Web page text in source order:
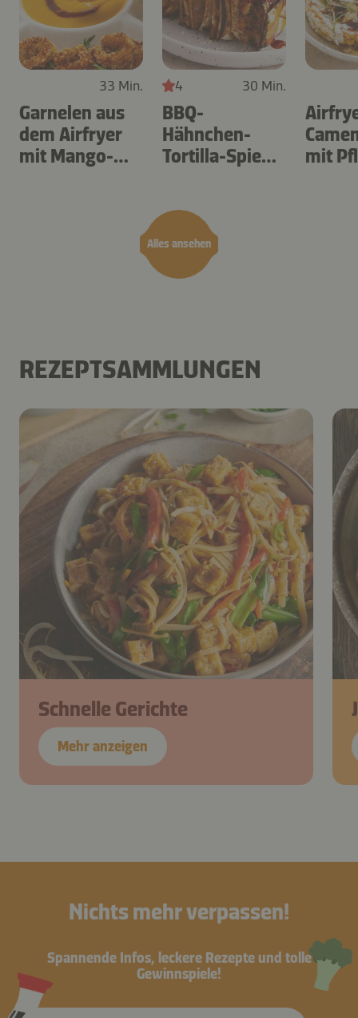
Alles ansehen
33 Min.
Garnelen aus
dem Airfryer
mit Mango-
4 30 Min.
BBQ-
Hähnchen-
Tortilla-Spieße
mit
REZEPTSAMMLUNGEN
Schnelle Gerichte
Mehr anzeigen
Nichts mehr verpassen!
Spannende Infos, leckere Rezepte und tolle
Gewinnspiele!